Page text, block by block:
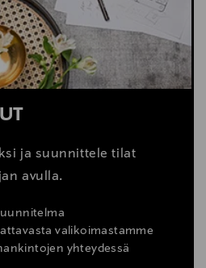
ja suunnittele tilat
avulla.
valikoimastamme
yhteydessä